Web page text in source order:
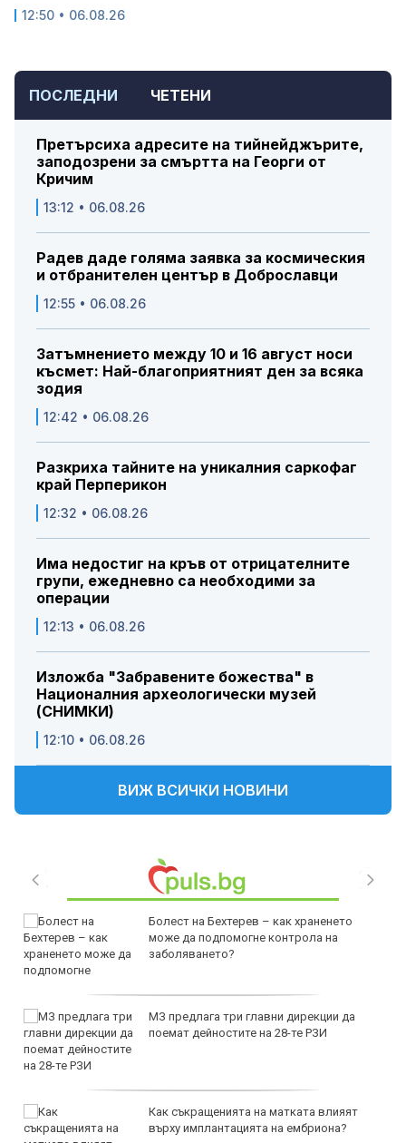
ПОСЛЕДНИ ЧЕТЕНИ
Претърсиха адресите на тийнейджърите,
заподозрени за смъртта на Георги от
Кричим
13:12 • 06.08.26
Радев даде голяма заявка за космическия
и отбранителен център в Доброславци
12:55 • 06.08.26
Затъмнението между 10 и 16 август носи
късмет: Най-благоприятният ден за всяка
зодия
12:42 • 06.08.26
Разкриха тайните на уникалния саркофаг
край Перперикон
12:32 • 06.08.26
Има недостиг на кръв от отрицателните
групи, ежедневно са необходими за
операции
12:13 • 06.08.26
Изложба "Забравените божества" в
Националния археологически музей
(СНИМКИ)
12:10 • 06.08.26
ВИЖ ВСИЧКИ НОВИНИ
Болест на Бехтерев – как храненето
може да подпомогне контрола на
заболяването?
МЗ предлага три главни дирекции да
поемат дейностите на 28-те РЗИ
Как съкращенията на матката влияят
върху имплантацията на ембриона?
12:50 • 06.08.26